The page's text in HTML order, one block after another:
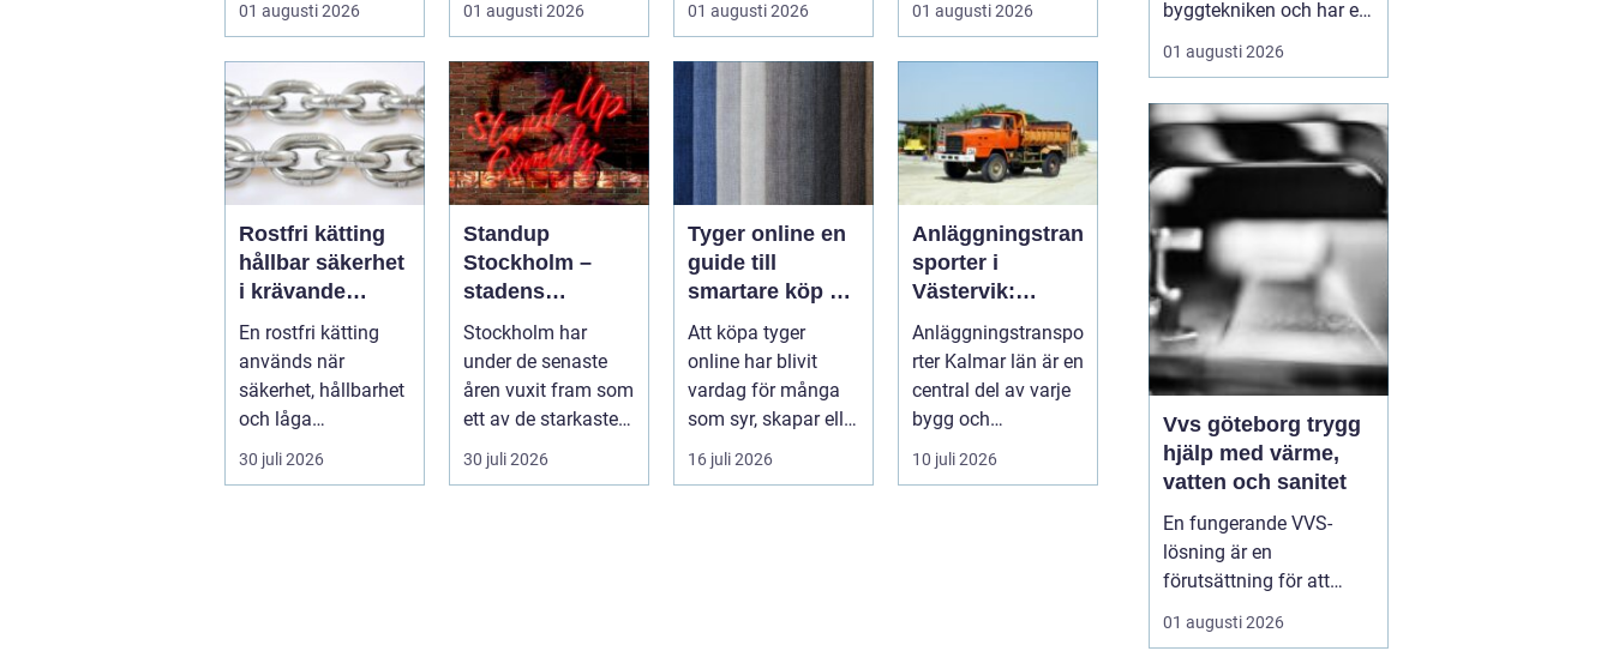
01 augusti 2026
strular, var...
01 augusti 2026
Vasastan har
utvecklingen gå...
01 augusti 2026
parkeringar och
gångvägar...
01 augusti 2026
Rostfri kätting
hållbar säkerhet
i krävande
miljöer
En rostfri kätting
används när
säkerhet, hållbarhet
och låga
underhållskostnade
r är viktigare än
30 juli 2026
Standup
Stockholm –
stadens
vardagsrum för
skratt
Stockholm har
under de senaste
åren vuxit fram som
ett av de starkaste
fästena för s...
30 juli 2026
Tyger online en
guide till
smartare köp av
tyg och
hemtextil
Att köpa tyger
online har blivit
vardag för många
som syr, skapar eller
vill förnya hemmet
utan att ...
16 juli 2026
Anläggningstran
sporter i
Västervik:
Effektiva
lösningar för
bygg och
markarbete
Anläggningstranspo
rter Kalmar län är en
central del av varje
bygg och
markprojekt i o...
10 juli 2026
byggtekniken och har en
användningsområden
Fogservice är experter på
mjukfogning och kan
hjälpa till med alla dina
behov inom omr&ari...
01 augusti 2026
Vvs göteborg trygg
hjälp med värme,
vatten och sanitet
En fungerande VVS-
lösning är en
förutsättning för att
vardagen ska rulla på.
När värmen strular,
01 augusti 2026